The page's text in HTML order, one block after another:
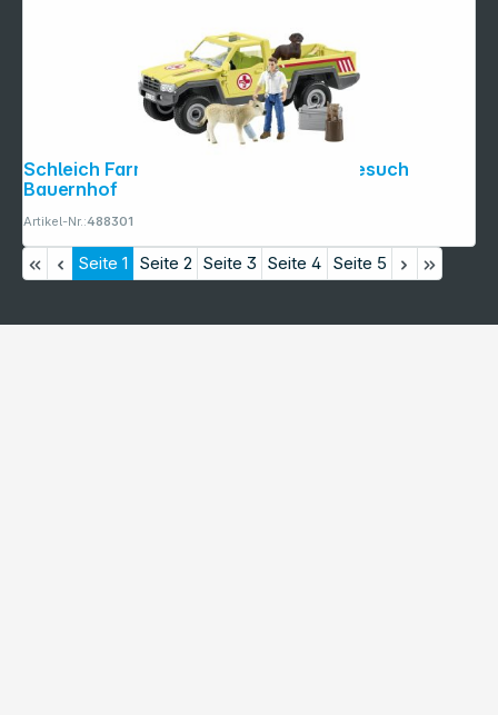
Schleich Farm World 42503 Tierarztbesuch
Bauernhof
Artikel-Nr.:488301
Seite 1 Seite 2 Seite 3 Seite 4 Seite 5